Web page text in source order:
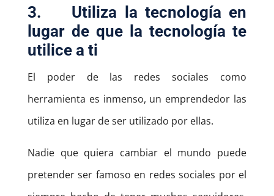
3. Utiliza la tecnología en
lugar de que la tecnología te
utilice a ti
El poder de las redes sociales como
herramienta es inmenso, un emprendedor las
utiliza en lugar de ser utilizado por ellas.
Nadie que quiera cambiar el mundo puede
pretender ser famoso en redes sociales por el